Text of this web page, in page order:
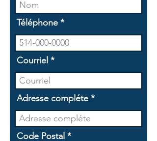
Téléphone
Courriel
Adresse compléte
Code Postal